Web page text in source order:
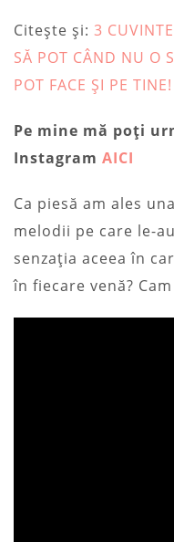
Citește și: 3
SĂ POT CÂND NU O
POT FACE ȘI PE TINE!
Pe mine mă poți
Instagram AICI
Ca piesă am ales
melodii pe care le-
senzația aceea în
în fiecare venă?